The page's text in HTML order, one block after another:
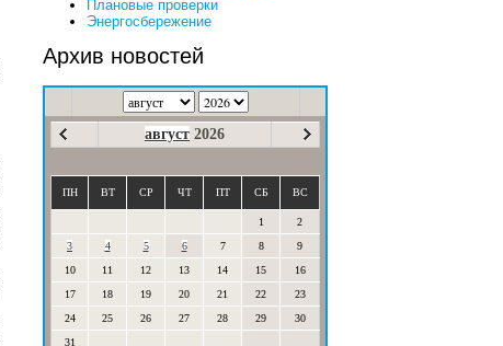
Плановые проверки
Энергосбережение
Архив новостей
август 2026
ПН ВТ СР ЧТ ПТ СБ ВС
1
2
3
4 5 6 7 8
9
10
11 12 13 14 15
16
17
18 19 20 21 22
23
24
25 26 27 28 29
30
31